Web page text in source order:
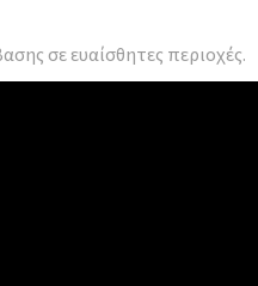
σε ευαίσθητες περιοχές.